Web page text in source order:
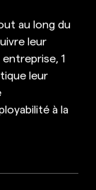
au long du
leur
1
leur
à la